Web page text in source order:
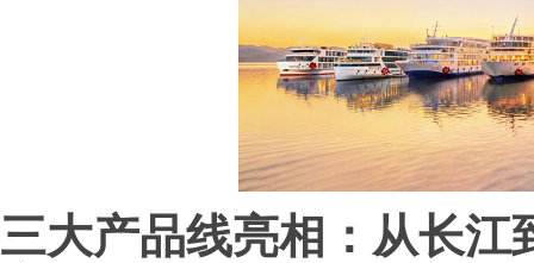
三大产品线亮相 ：从长